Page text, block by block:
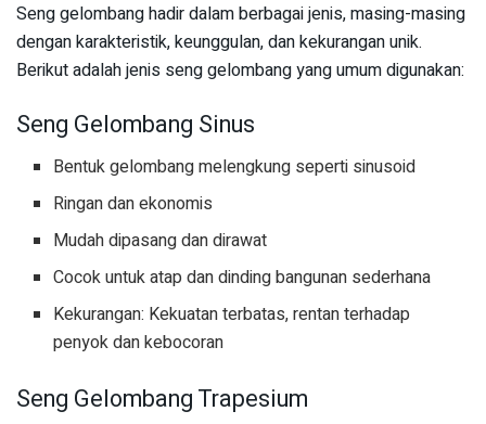
Seng gelombang hadir dalam berbagai jenis, masing-masing
dengan karakteristik, keunggulan, dan kekurangan unik.
Berikut adalah jenis seng gelombang yang umum digunakan:
Seng Gelombang Sinus
Bentuk gelombang melengkung seperti sinusoid
Ringan dan ekonomis
Mudah dipasang dan dirawat
Cocok untuk atap dan dinding bangunan sederhana
Kekurangan: Kekuatan terbatas, rentan terhadap
penyok dan kebocoran
Seng Gelombang Trapesium